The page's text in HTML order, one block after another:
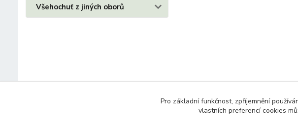
Všehochuť z jiných oborů
Pro základní funkčnost, zpříjemnění
vlastních preferencí cookies